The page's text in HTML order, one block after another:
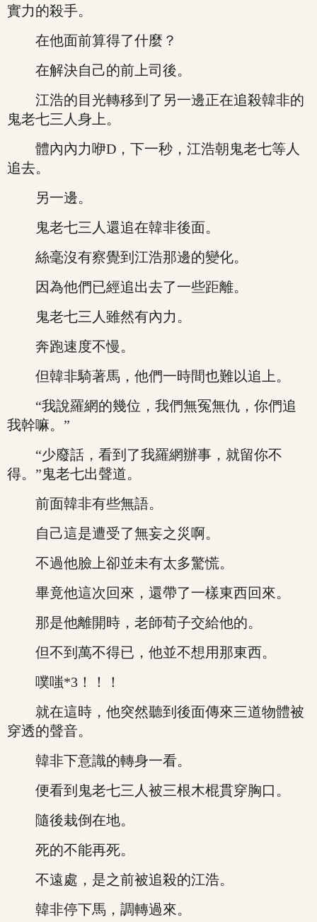
實力的殺手。
在他面前算得了什麼？
在解決自己的前上司後。
江浩的目光轉移到了另一邊正在追殺韓非的
鬼老七三人身上。
體內內力咿D，下一秒，江浩朝鬼老七等人
追去。
另一邊。
鬼老七三人還追在韓非後面。
絲毫沒有察覺到江浩那邊的變化。
因為他們已經追出去了一些距離。
鬼老七三人雖然有內力。
奔跑速度不慢。
但韓非騎著馬，他們一時間也難以追上。
“我說羅網的幾位，我們無冤無仇，你們追
我幹嘛。”
“少廢話，看到了我羅網辦事，就留你不
得。”鬼老七出聲道。
前面韓非有些無語。
自己這是遭受了無妄之災啊。
不過他臉上卻並未有太多驚慌。
畢竟他這次回來，還帶了一樣東西回來。
那是他離開時，老師荀子交給他的。
但不到萬不得已，他並不想用那東西。
噗嗤*3！！！
就在這時，他突然聽到後面傳來三道物體被
穿透的聲音。
韓非下意識的轉身一看。
便看到鬼老七三人被三根木棍貫穿胸口。
隨後栽倒在地。
死的不能再死。
不遠處，是之前被追殺的江浩。
韓非停下馬，調轉過來。